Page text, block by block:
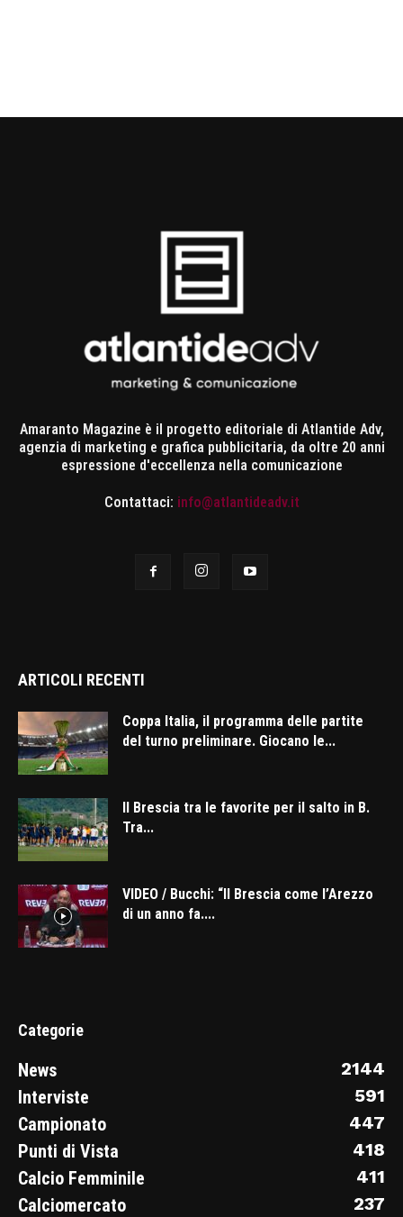
Amaranto Magazine è il progetto editoriale di Atlantide Adv,
agenzia di marketing e grafica pubblicitaria, da oltre 20 anni
espressione d'eccellenza nella comunicazione
Contattaci: info@atlantideadv.it
ARTICOLI RECENTI
Coppa Italia, il programma delle partite
del turno preliminare. Giocano le...
Il Brescia tra le favorite per il salto in B.
Tra...
VIDEO / Bucchi: “Il Brescia come l’Arezzo
di un anno fa....
Categorie
News
2144
Interviste
591
Campionato
447
Punti di Vista
418
Calcio Femminile
411
Calciomercato
237